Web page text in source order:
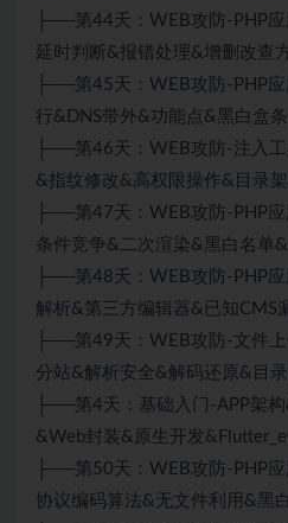
├──第44天：WEB攻防-PHP
延时判断&报错处理&增删改查
├──第45天：WEB攻防-PHP
行&DNS带外&功能点&黑白盒
├──第46天：WEB攻防-注入工
&指纹修改&高权限操作&目录
├──第47天：WEB攻防-PHP
条件竞争&二次渲染&黑白名单
├──第48天：WEB攻防-PHP
解析&第三方编辑器&已知CMS
├──第49天：WEB攻防-文件
分站&解析安全&解码还原&目
├──第4天：基础入门-APP架
&Web封装&原生开发
├──第50天：WEB攻防-PHP
协议编码算法&无文件利用&黑